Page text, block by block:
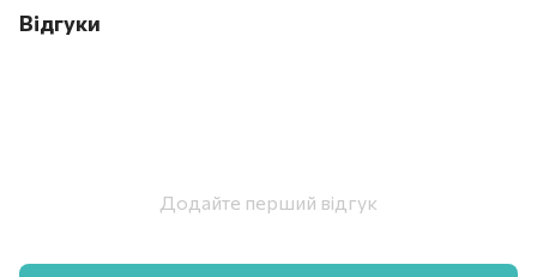
Відгуки
Додайте перший відгук